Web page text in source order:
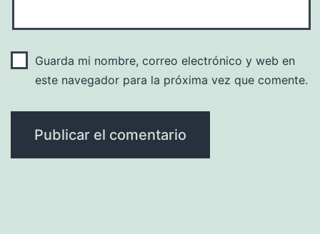
Guarda mi nombre, correo electrónico y web en
este navegador para la próxima vez que comente.